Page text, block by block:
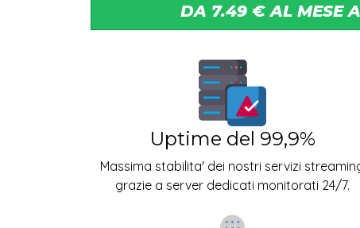
DA 7.49 € AL MESE
Uptime del 99,9%
Massima stabilita' dei nostri servizi
grazie a server dedicati monitorati 24/7.